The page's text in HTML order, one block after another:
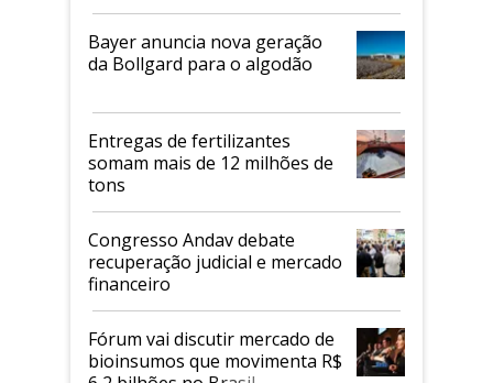
Bayer anuncia nova geração
da Bollgard para o algodão
Entregas de fertilizantes
somam mais de 12 milhões de
tons
Congresso Andav debate
recuperação judicial e mercado
financeiro
Fórum vai discutir mercado de
bioinsumos que movimenta R$